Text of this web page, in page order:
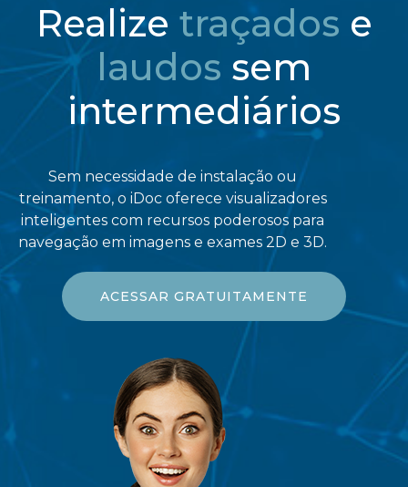
Realize traçados e
laudos sem
intermediários
Sem necessidade de instalação ou
treinamento, o iDoc oferece visualizadores
inteligentes com recursos poderosos para
navegação em imagens e exames 2D e 3D.
ACESSAR GRATUITAMENTE